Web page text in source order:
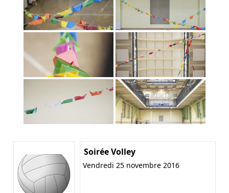
Soirée Volley
Vendredi 25 novembre 2016